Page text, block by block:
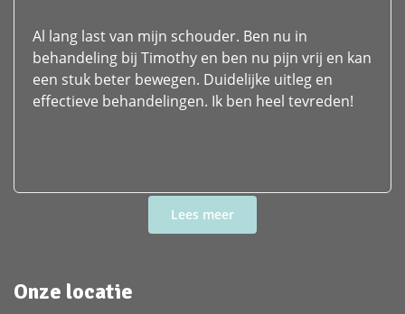
Al lang last van mijn schouder. Ben nu in
behandeling bij Timothy en ben nu pijn vrij en kan
een stuk beter bewegen. Duidelijke uitleg en
effectieve behandelingen. Ik ben heel tevreden!
Onze locatie